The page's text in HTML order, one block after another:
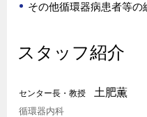
その他循環器病患者等の
スタッフ紹介
センター長・教授 土肥薫
循環器内科